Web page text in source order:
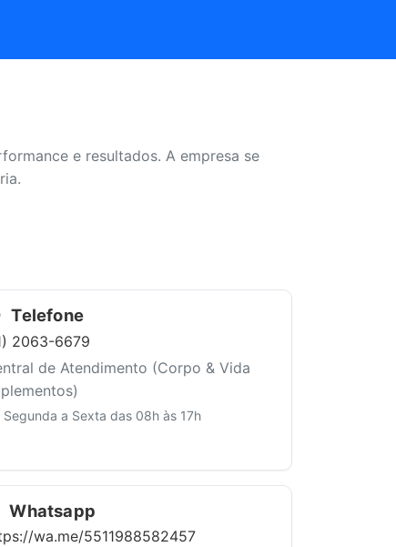
e resultados. A empresa se
Telefone
2063-6679
de Atendimento (Corpo & Vida
Segunda a Sexta das 08h às 17h
Whatsapp
wa.me/5511988582457